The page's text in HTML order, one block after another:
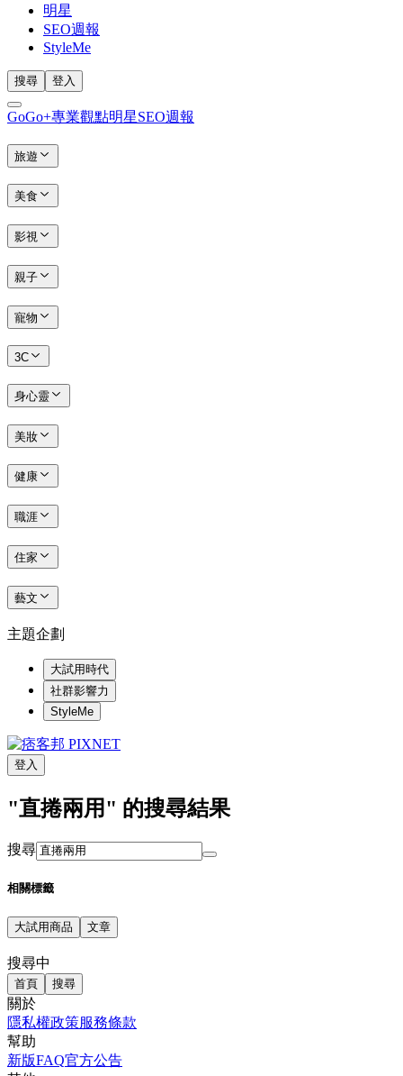
明星
SEO週報
StyleMe
搜尋 登入
GoGo+專業觀點明星SEO週報
旅遊
美食
影視
親子
寵物
3C
身心靈
美妝
健康
職涯
住家
藝文
主題企劃
大試用時代
社群影響力
StyleMe
登入
"直捲兩用" 的搜尋結果
搜尋
相關標籤
大試用商品 文章
搜尋中
首頁 搜尋
關於
隱私權政策服務條款
幫助
新版FAQ官方公告